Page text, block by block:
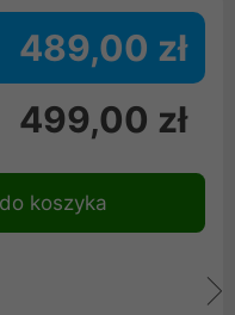
489,00 zł
499,00 zł
koszyka